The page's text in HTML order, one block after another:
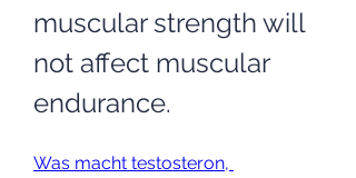
muscular strength will
not affect muscular
endurance.
Was macht testosteron,